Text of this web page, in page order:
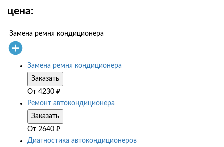
цена:
Замена ремня кондиционера
Замена ремня кондиционера
Заказать
От 4230 ₽
Ремонт автокондиционера
Заказать
От 2640 ₽
Диагностика автокондиционеров